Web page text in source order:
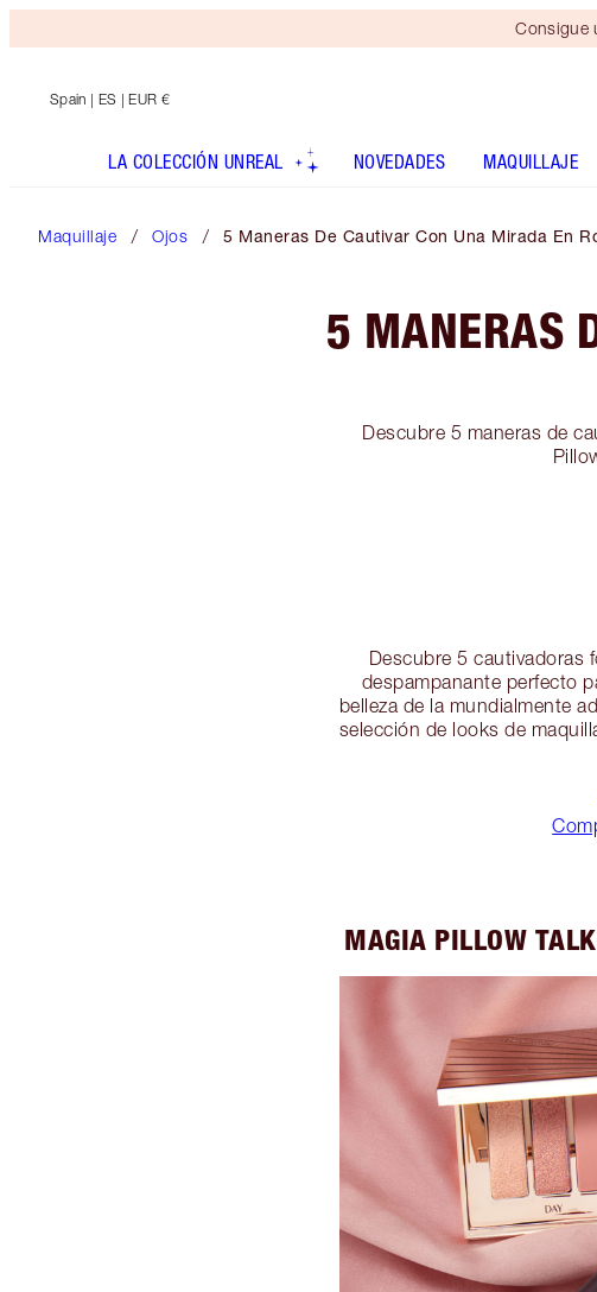
Consigue
Spain | ES | EUR €
LA COLECCIÓN UNREAL NOVEDADES MAQUILLAJE
Maquillaje Ojos 5 Maneras De Cautivar Con Una Mirada En
5 MANERAS
Descubre 5 maneras de
Descubre 5 cautivadoras
despampanante perfecto
belleza de la mundialmente
selección de looks de
MAGIA PILLOW